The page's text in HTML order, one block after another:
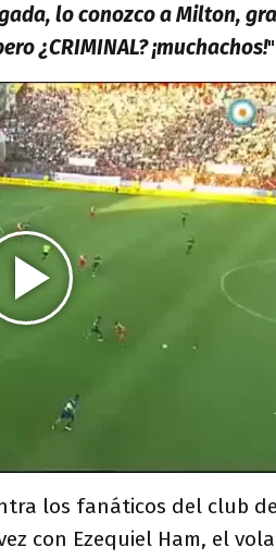
lo conozco a Milton,
¿CRIMINAL? ¡muchachos!
los fanáticos del club
con Ezequiel Ham, el